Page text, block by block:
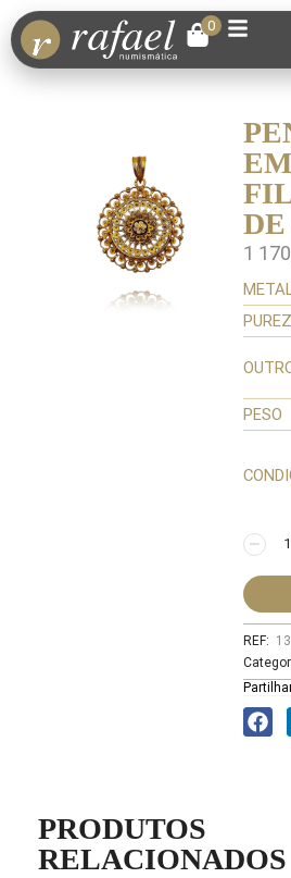
0
EM
1
PESO
REF:
PRODUTOS
RELACIONADOS